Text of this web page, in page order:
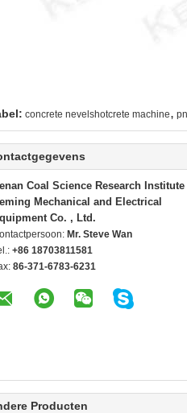
concrete nevelshotcrete machine,
Coal Science Research Institute
Mechanical and Electrical
Co. , Ltd.
Mr. Steve Wan
+86 18703811581
86-371-6783-6231
Producten